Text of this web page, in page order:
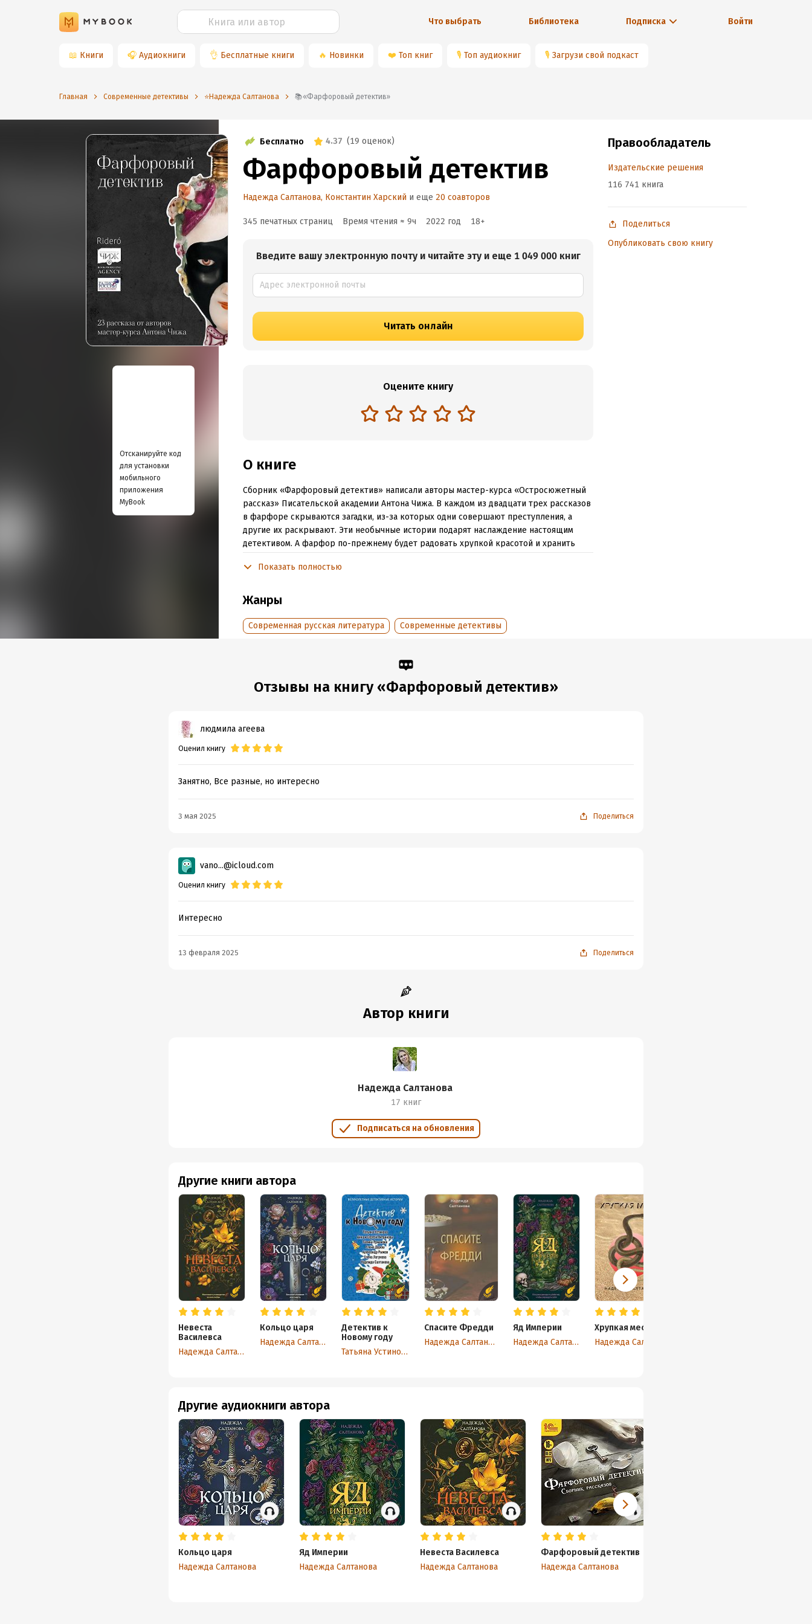
Что выбрать Библиотека Подписка Войти
📖 Книги 🎧 Аудиокниги 👌 Бесплатные книги 🔥 Новинки ❤️ Топ книг 🎙 Топ аудиокниг 🎙 Загрузи свой подкаст
Главная Современные детективы ⭐️Надежда Салтанова 📚«Фарфоровый детектив»
Отсканируйте код
для установки
мобильного
приложения
MyBook
Бесплатно 4.37 (19 оценок)
Фарфоровый детектив
Надежда Салтанова, Константин Харский и еще 20 соавторов
345 печатных страниц Время чтения ≈ 9ч 2022 год 18+
Введите вашу электронную почту и читайте эту и еще 1 049 000 книг
Читать онлайн
Оцените книгу
О книге
Сборник «Фарфоровый детектив» написали авторы мастер-курса «Остросюжетный
рассказ» Писательской академии Антона Чижа. В каждом из двадцати трех рассказов
в фарфоре скрываются загадки, из-за которых одни совершают преступления, а
другие их раскрывают. Эти необычные истории подарят наслаждение настоящим
детективом. А фарфор по-прежнему будет радовать хрупкой красотой и хранить
Подробная информация
Объем:621012
ISBN (EAN):9785005677495
Показать полностью
Жанры
Современная русская литература Современные детективы
Правообладатель
Издательские решения
116 741 книга
Поделиться
Опубликовать свою книгу
Отзывы на книгу «Фарфоровый детектив»
людмила агеева
Оценил книгу
Занятно, Все разные, но интересно
3 мая 2025 Поделиться
vano...@icloud.com
Оценил книгу
Интересно
13 февраля 2025 Поделиться
Автор книги
Надежда Салтанова
17 книг
Подписаться на обновления
Другие книги автора
Невеста
Василевса
Надежда Салтанова
Кольцо царя
Надежда Салтанова
Детектив к
Новому году
Татьяна Устинова
Спасите Фредди
Надежда Салтанова
Яд Империи
Надежда Салтанова
Хрупкая месть
Другие аудиокниги автора
Кольцо царя
Надежда Салтанова
Яд Империи
Надежда Салтанова
Невеста Василевса
Надежда Салтанова
Фарфоровый детектив
Надежда Салтанова